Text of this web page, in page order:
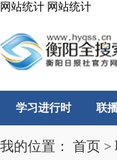
网站统计 网站统计
学习进行时 联
我的位置： 首页 >